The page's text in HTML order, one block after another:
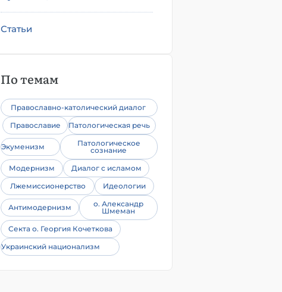
Статьи
По темам
Православно-католический диалог
Православие
Патологическая речь
Экуменизм
Патологическое
сознание
Модернизм
Диалог с исламом
Лжемиссионерство
Идеологии
Антимодернизм
о. Александр
Шмеман
Секта о. Георгия Кочеткова
Украинский национализм